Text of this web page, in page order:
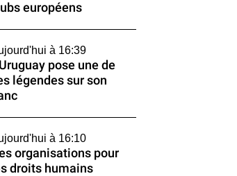
européens
à 16:39
pose une de
légendes sur son
à 16:10
organisations pour
droits humains